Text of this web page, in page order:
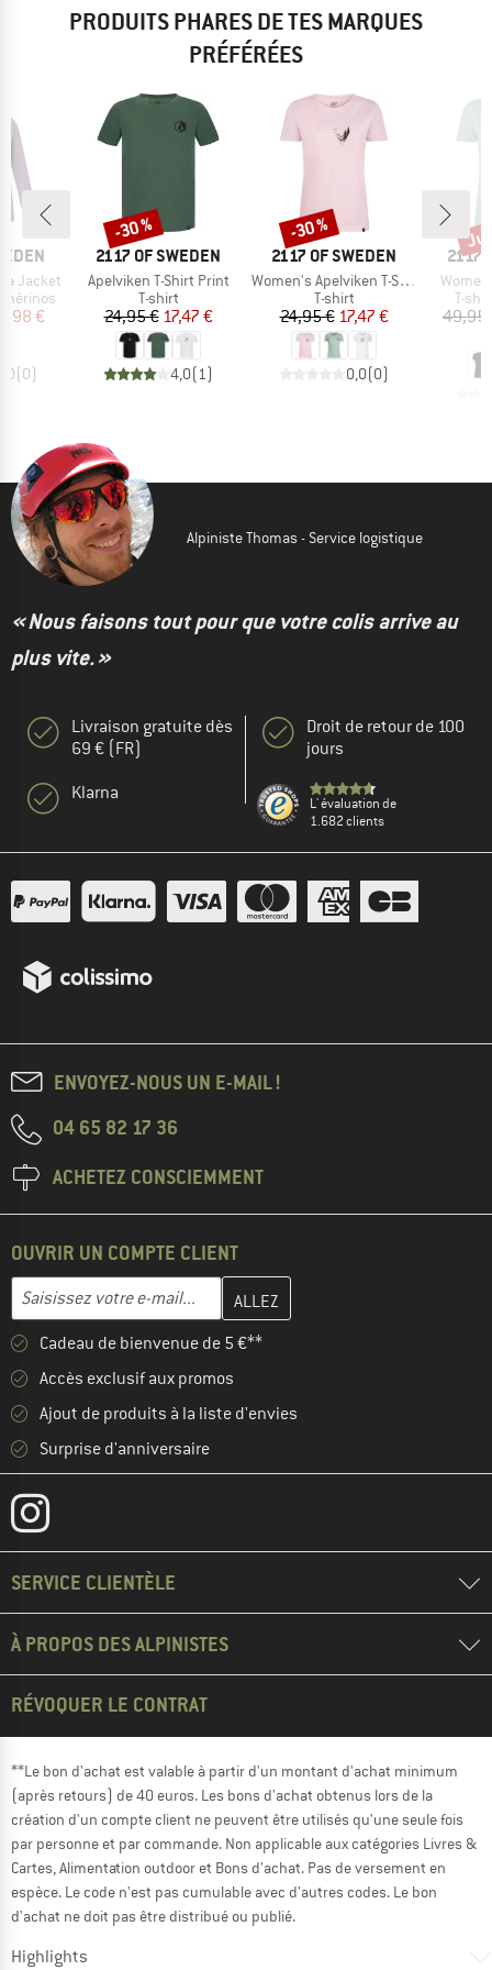
PRODUITS PHARES DE TES MARQUES
PRÉFÉRÉES
Jacket
réduit
€
(0)
MARQUE
2117 OF SWEDEN
Article
Apelviken T-Shirt Print
Product group
T-shirt
Prix
24,95 €Prix réduit
17,47 €
4,0(1)
Remise
-30 %
MARQUE
2117 OF SWEDEN
Article
Women's Apelviken T-Shirt Print
Product group
T-shirt
Prix
24,95 €Prix réduit
17,47 €
0,0(0)
Remise
-30 %
2117
Article
T-
49,95
Alpiniste Thomas - Service logistique
« Nous faisons tout pour que votre colis arrive au
plus vite. »
Livraison gratuite dès
69 € (FR)
Klarna
Droit de retour de 100
jours
L' évaluation de
1.682 clients
ENVOYEZ-NOUS UN E-MAIL !
04 65 82 17 36
ACHETEZ CONSCIEMMENT
OUVRIR UN COMPTE CLIENT
Adresse e-mail
Entrez votre adresse e-mail ici et créez votre compte client à la
Cadeau de bienvenue de 5 €**
Accès exclusif aux promos
Ajout de produits à la liste d'envies
Surprise d'anniversaire
SERVICE CLIENTÈLE
À PROPOS DES ALPINISTES
RÉVOQUER LE CONTRAT
**Le bon d'achat est valable à partir d'un montant d'achat minimum
(après retours) de 40 euros. Les bons d'achat obtenus lors de la
création d'un compte client ne peuvent être utilisés qu'une seule fois
par personne et par commande. Non applicable aux catégories Livres &
Cartes, Alimentation outdoor et Bons d'achat. Pas de versement en
espèce. Le code n'est pas cumulable avec d'autres codes. Le bon
d'achat ne doit pas être distribué ou publié.
Highlights